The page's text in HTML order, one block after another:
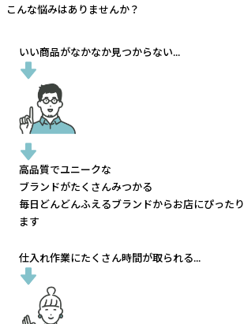
こんな悩みはありませんか？
いい商品がなかなか見つからない...
高品質でユニークな
ブランドがたくさんみつかる
毎日どんどんふえるブランドからお店にぴった
ます
仕入れ作業にたくさん時間が取られる...